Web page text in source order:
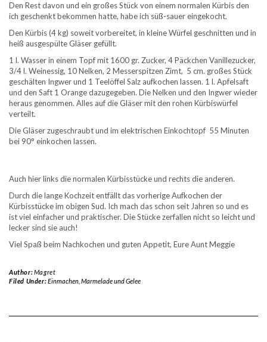
Den Rest davon und ein großes Stück von einem normalen Kürbis den
ich geschenkt bekommen hatte, habe ich süß-sauer eingekocht.
Den Kürbis (4 kg) soweit vorbereitet, in kleine Würfel geschnitten und in
heiß ausgespülte Gläser gefüllt.
1 l. Wasser in einem Topf mit 1600 gr. Zucker, 4 Päckchen Vanillezucker,
3/4 l. Weinessig, 10 Nelken, 2 Messerspitzen Zimt, 5 cm. großes Stück
geschälten Ingwer und 1 Teelöffel Salz aufkochen lassen. 1 l. Apfelsaft
und den Saft 1 Orange dazugegeben. Die Nelken und den Ingwer wieder
heraus genommen. Alles auf die Gläser mit den rohen Kürbiswürfel
verteilt.
Die Gläser zugeschraubt und im elektrischen Einkochtopf 55 Minuten
bei 90° einkochen lassen.
Auch hier links die normalen Kürbisstücke und rechts die anderen.
Durch die lange Kochzeit entfällt das vorherige Aufkochen der
Kürbisstücke im obigen Sud. Ich mach das schon seit Jahren so und es
ist viel einfacher und praktischer. Die Stücke zerfallen nicht so leicht und
lecker sind sie auch!
Viel Spaß beim Nachkochen und guten Appetit, Eure Aunt Meggie
Author:Magret
Filed Under:Einmachen, Marmelade und Gelee